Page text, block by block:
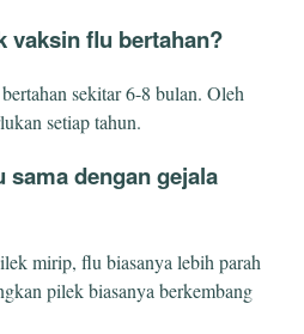
vaksin flu bertahan?
sekitar 6-8 bulan. Oleh
setiap tahun.
sama dengan gejala
mirip, flu biasanya lebih parah
pilek biasanya berkembang